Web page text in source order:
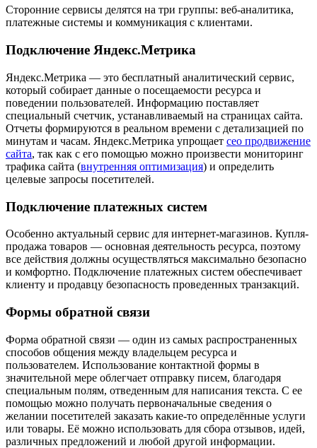
Сторонние сервисы делятся на три группы: веб-аналитика,
платежные системы и коммуникация с клиентами.
Подключение Яндекс.Метрика
Яндекс.Метрика — это бесплатный аналитический сервис,
который собирает данные о посещаемости ресурса и
поведении пользователей. Информацию поставляет
специальный счетчик, устанавливаемый на страницах сайта.
Отчеты формируются в реальном времени с детализацией по
минутам и часам. Яндекс.Метрика упрощает сео продвижение
сайта, так как с его помощью можно произвести мониторинг
трафика сайта (внутренняя оптимизация) и определить
целевые запросы посетителей.
Подключение платежных систем
Особенно актуальный сервис для интернет-магазинов. Купля-
продажа товаров — основная деятельность ресурса, поэтому
все действия должны осуществляться максимально безопасно
и комфортно. Подключение платежных систем обеспечивает
клиенту и продавцу безопасность проведенных транзакций.
Формы обратной связи
Форма обратной связи — один из самых распространенных
способов общения между владельцем ресурса и
пользователем. Использование контактной формы в
значительной мере облегчает отправку писем, благодаря
специальным полям, отведенным для написания текста. С ее
помощью можно получать первоначальные сведения о
желании посетителей заказать какие-то определённые услуги
или товары. Её можно использовать для сбора отзывов, идей,
различных предложений и любой другой информации.